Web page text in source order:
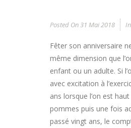
Posted On31 Mai 2018 In
Fêter son anniversaire
même dimension que
enfant ou un adulte. Si
avec excitation à
ans lorsque l’on est
pommes puis une fois
passé vingt ans, le